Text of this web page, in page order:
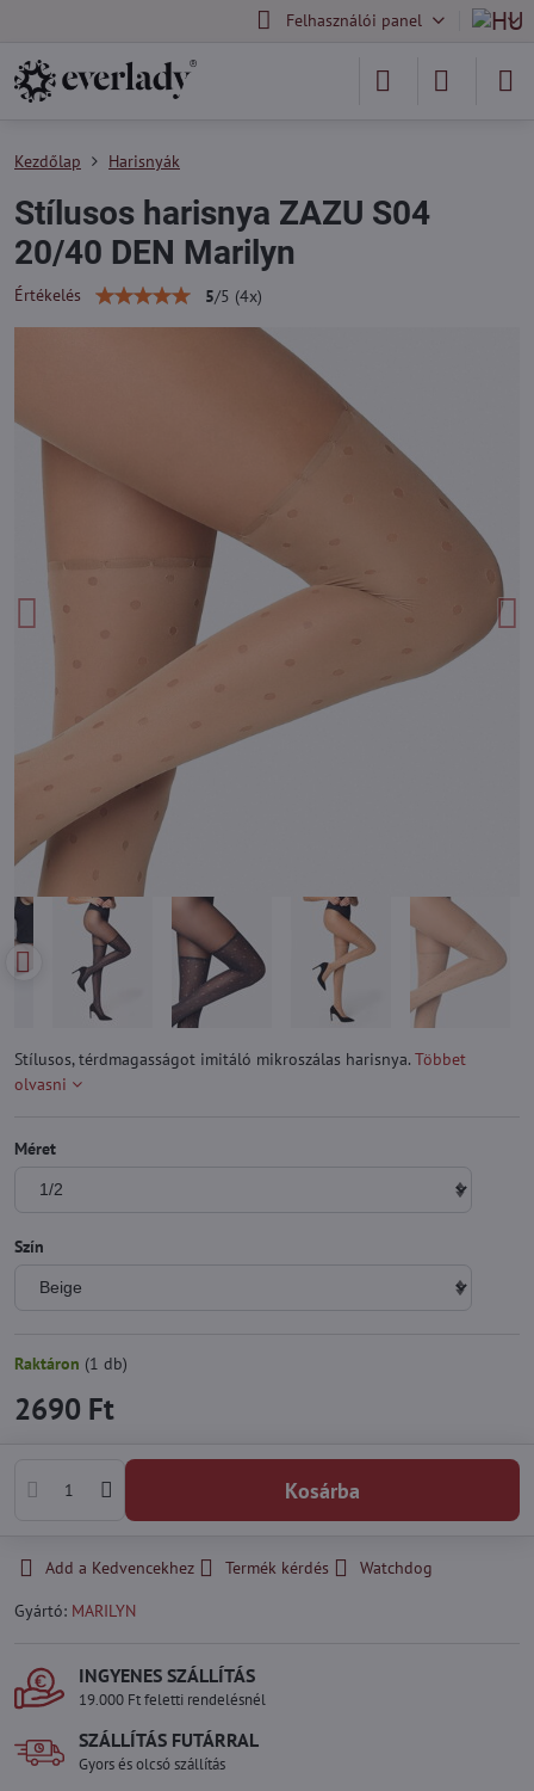
Felhasználói panel
Kezdőlap Harisnyák
Stílusos harisnya ZAZU S04
20/40 DEN Marilyn
Értékelés 5/5 (4x)
Stílusos, térdmagasságot imitáló mikroszálas harisnya. Többet
olvasni
Méret
Szín
Raktáron (1 db)
2690 Ft
Kosárba
Add a Kedvencekhez Termék kérdés
Watchdog
Gyártó: MARILYN
INGYENES SZÁLLÍTÁS
19.000 Ft feletti rendelésnél
SZÁLLÍTÁS FUTÁRRAL
Gyors és olcsó szállítás